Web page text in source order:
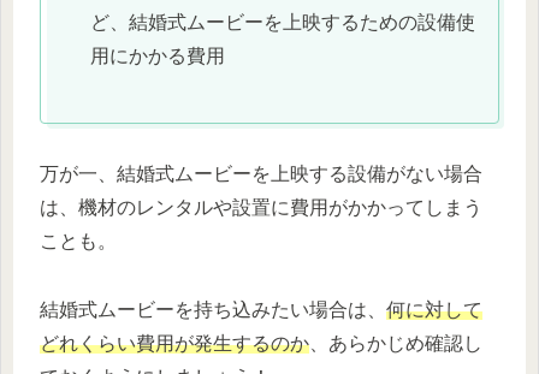
ど、結婚式ムービーを上映するための設備使
用にかかる費用
万が一、結婚式ムービーを上映する設備がない場合
は、機材のレンタルや設置に費用がかかってしまう
ことも。
結婚式ムービーを持ち込みたい場合は、 何に対して
どれくらい費用が発生するのか 、あらかじめ確認し